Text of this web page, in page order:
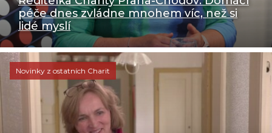
péče dnes zvládne mnohem víc, než si
lidé myslí
Novinky z ostatních Charit